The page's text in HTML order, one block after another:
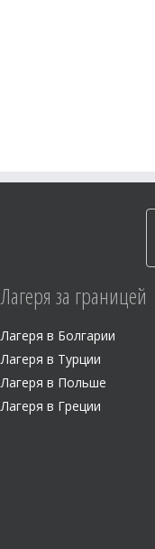
Лагеря за границей
Лагеря в Болгарии
Лагеря в Турции
Лагеря в Польше
Лагеря в Греции